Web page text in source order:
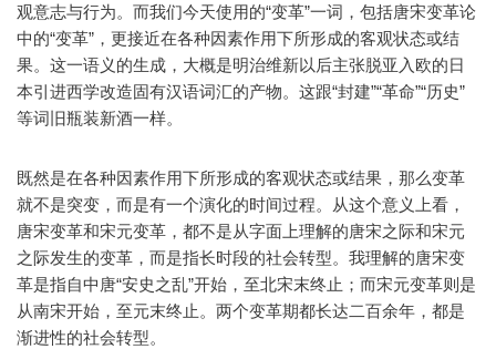
观意志与行为。而我们今天使用的“变革”一词，包括唐宋变革论
中的“变革”，更接近在各种因素作用下所形成的客观状态或结
果。这一语义的生成，大概是明治维新以后主张脱亚入欧的日
本引进西学改造固有汉语词汇的产物。这跟“封建”“革命”“历史”
等词旧瓶装新酒一样。
既然是在各种因素作用下所形成的客观状态或结果，那么变革
就不是突变，而是有一个演化的时间过程。从这个意义上看，
唐宋变革和宋元变革，都不是从字面上理解的唐宋之际和宋元
之际发生的变革，而是指长时段的社会转型。我理解的唐宋变
革是指自中唐“安史之乱”开始，至北宋末终止；而宋元变革则是
从南宋开始，至元末终止。两个变革期都长达二百余年，都是
渐进性的社会转型。